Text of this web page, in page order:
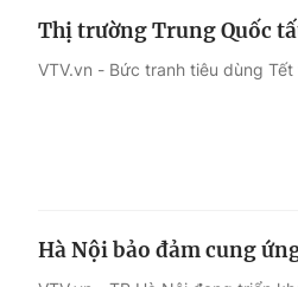
Thị trường Trung Quốc
VTV.vn - Bức tranh tiêu dùng
Hà Nội bảo đảm cung